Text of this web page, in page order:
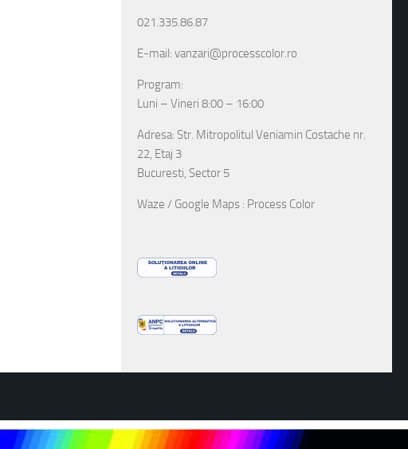
021.335.86.87
E-mail: vanzari@processcolor.ro
Program:
Luni – Vineri 8:00 – 16:00
Adresa: Str. Mitropolitul Veniamin Costache nr.
22, Etaj 3
Bucuresti, Sector 5
Waze / Google Maps : Process Color